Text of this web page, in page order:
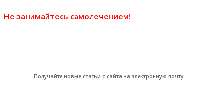
Не занимайтесь самолечением!
Получайте новые статьи с сайта на электронную почту